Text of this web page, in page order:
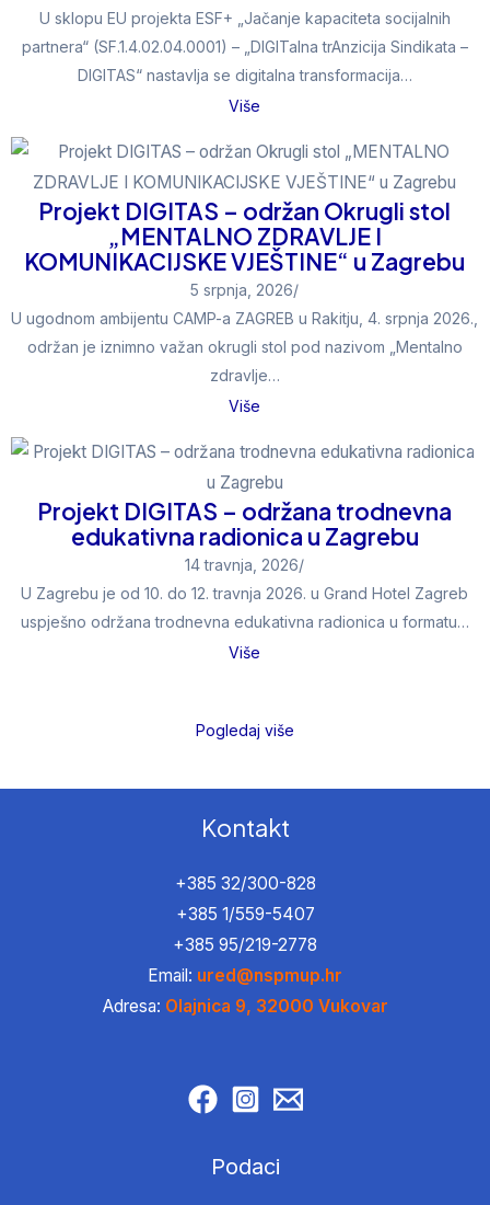
U sklopu EU projekta ESF+ „Jačanje kapaciteta socijalnih
partnera“ (SF.1.4.02.04.0001) – „DIGITalna trAnzicija Sindikata –
DIGITAS“ nastavlja se digitalna transformacija…
Više
Projekt DIGITAS – održan Okrugli stol
„MENTALNO ZDRAVLJE I
KOMUNIKACIJSKE VJEŠTINE“ u Zagrebu
5 srpnja, 2026/
U ugodnom ambijentu CAMP-a ZAGREB u Rakitju, 4. srpnja 2026.,
održan je iznimno važan okrugli stol pod nazivom „Mentalno
zdravlje…
Više
Projekt DIGITAS – održana trodnevna
edukativna radionica u Zagrebu
14 travnja, 2026/
U Zagrebu je od 10. do 12. travnja 2026. u Grand Hotel Zagreb
uspješno održana trodnevna edukativna radionica u formatu…
Više
Pogledaj više
Kontakt
+385 32/300-828
+385 1/559-5407
+385 95/219-2778
Email: ured@nspmup.hr
Adresa: Olajnica 9, 32000 Vukovar
Podaci